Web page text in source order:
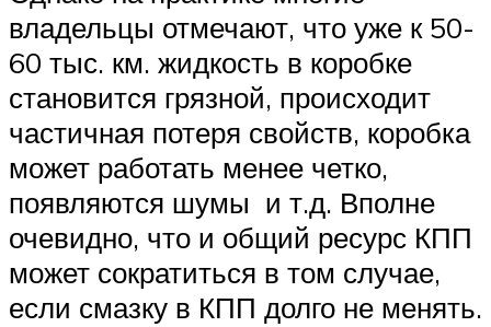
владельцы отмечают, что уже к 50-
60 тыс. км. жидкость в коробке
становится грязной, происходит
частичная потеря свойств, коробка
может работать менее четко,
появляются шумы и т.д. Вполне
очевидно, что и общий ресурс КПП
может сократиться в том случае,
если смазку в КПП долго не менять.